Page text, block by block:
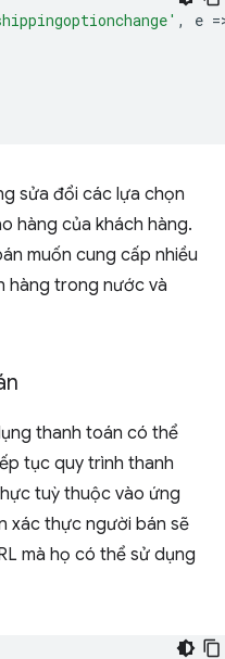
, e =
sửa đổi các lựa chọn
hàng của khách hàng.
muốn cung cấp nhiều
hàng trong nước và
thanh toán có thể
tục quy trình thanh
tuỳ thuộc vào ứng
xác thực người bán sẽ
mà họ có thể sử dụng